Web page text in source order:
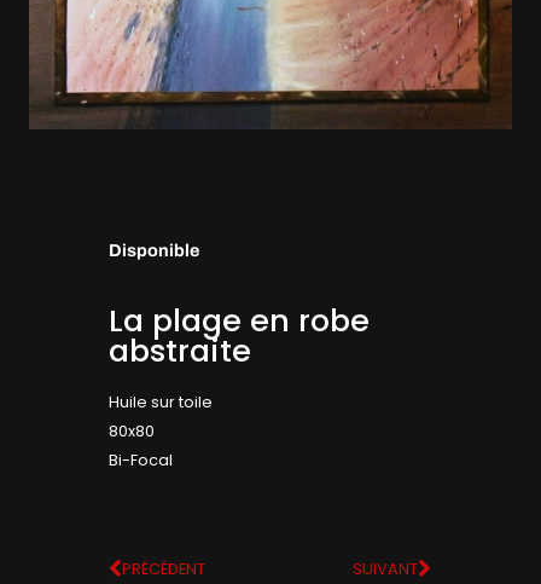
Disponible
La plage en robe
abstraite
Huile sur toile
80x80
Bi-Focal
PRÉCÉDENT SUIVANT